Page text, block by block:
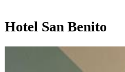
Hotel San Benito